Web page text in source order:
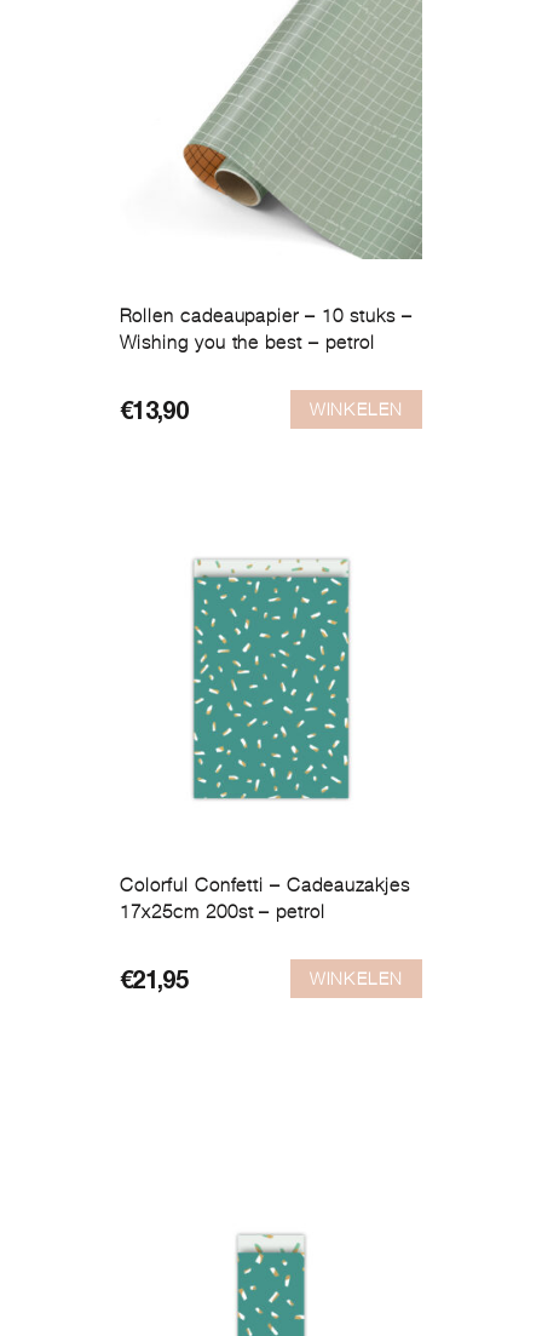
Rollen cadeaupapier – 10 stuks –
Wishing you the best – petrol
€13,90 WINKELEN
Colorful Confetti – Cadeauzakjes
17x25cm 200st – petrol
€21,95 WINKELEN